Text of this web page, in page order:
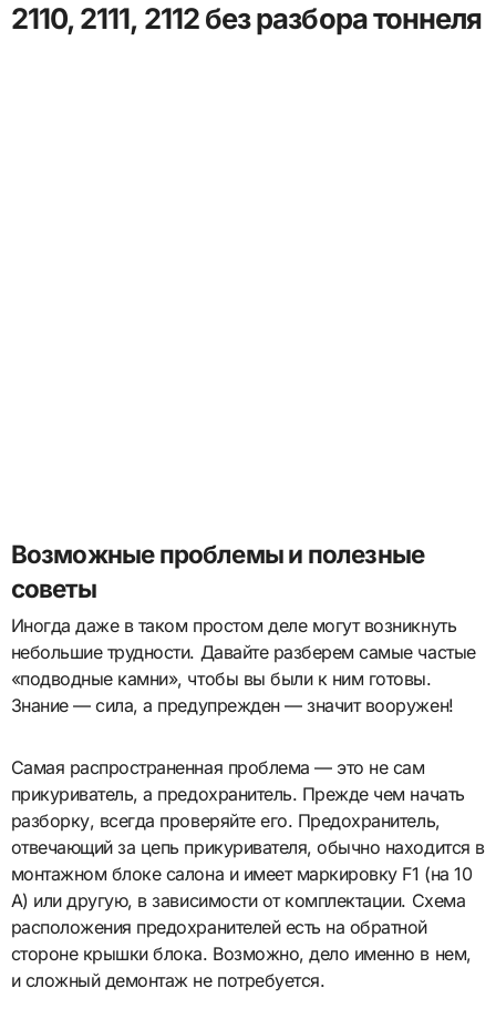
2110, 2111, 2112 без разбора тоннеля
Возможные проблемы и полезные
советы
Иногда даже в таком простом деле могут возникнуть
небольшие трудности. Давайте разберем самые частые
«подводные камни», чтобы вы были к ним готовы.
Знание — сила, а предупрежден — значит вооружен!
Самая распространенная проблема — это не сам
прикуриватель, а предохранитель. Прежде чем начать
разборку, всегда проверяйте его. Предохранитель,
отвечающий за цепь прикуривателя, обычно находится в
монтажном блоке салона и имеет маркировку F1 (на 10
А) или другую, в зависимости от комплектации. Схема
расположения предохранителей есть на обратной
стороне крышки блока. Возможно, дело именно в нем,
и сложный демонтаж не потребуется.